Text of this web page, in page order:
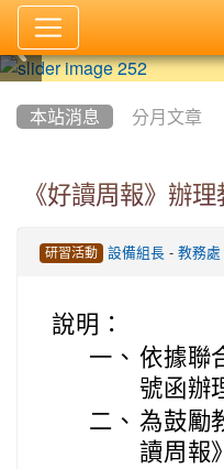
本站消息 分月文章
《好讀周報》辦
研習活動 設備組長- 教務處
說明：
一、 依據聯
號函辦
二、 為鼓勵
讀周報